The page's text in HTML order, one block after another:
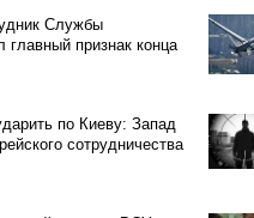
Службы
главный признак конца
по Киеву: Запад
сотрудничества